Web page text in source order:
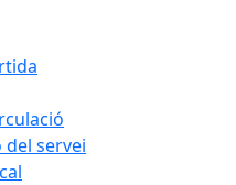
servei